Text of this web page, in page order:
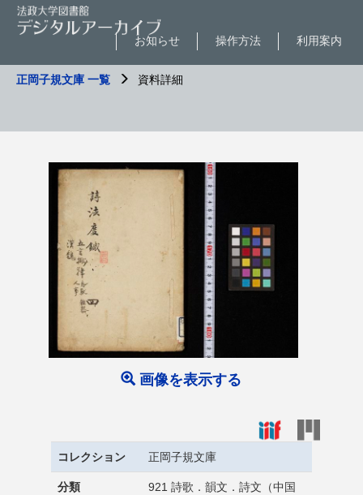
利用案内
操作方法
お知らせ
正岡子規文庫 一覧 資料詳細
画像を表示する
コレクション 正岡子規文庫
分類
921 詩歌．韻文．詩文（中国